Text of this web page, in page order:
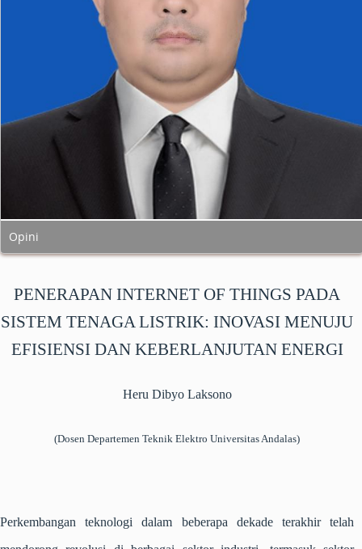
Opini
PENERAPAN INTERNET OF THINGS PADA
SISTEM TENAGA LISTRIK: INOVASI MENUJU
EFISIENSI DAN KEBERLANJUTAN ENERGI
Heru Dibyo Laksono
(Dosen Departemen Teknik Elektro Universitas Andalas)
Perkembangan teknologi dalam beberapa dekade terakhir telah